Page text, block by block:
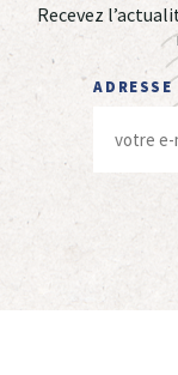
Recevez